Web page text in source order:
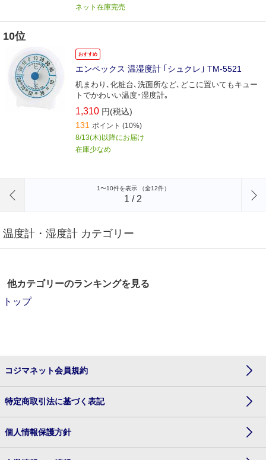
ネット在庫完売
10位
おすすめ
エンペックス 温湿度計 ｢シュクレ｣ TM-5521
机まわり､化粧台､洗面所など､どこに置いてもキュー
トでかわいい温度･湿度計｡
1,310 円(税込)
131 ポイント (10%)
8/13(木)以降にお届け
在庫少なめ
1〜10件を表示 （全12件）
1 / 2
温度計・湿度計 カテゴリー
他カテゴリーのランキングを見る
トップ
コジマネット会員規約
特定商取引法に基づく表記
個人情報保護方針